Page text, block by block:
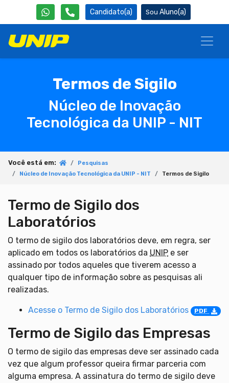
Candidato(a) Aluno(a)
Termos de Sigilo
Núcleo de Inovação
Tecnológica da UNIP - NIT
Você está em:
Pesquisas
Núcleo de Inovação Tecnológica da UNIP - NIT
Termos de Sigilo
Termo de Sigilo dos
Laboratórios
O termo de sigilo dos laboratórios deve, em regra, ser
aplicado em todos os laboratórios da UNIP e ser
assinado por todos aqueles que tiverem acesso a
qualquer tipo de informação sobre as pesquisas ali
realizadas.
Acesse o Termo de Sigilo dos Laboratórios PDF
Termo de Sigilo das Empresas
O termo de sigilo das empresas deve ser assinado cada
vez que algum professor queira firmar parceria com
alguma empresa. A assinatura do termo de sigilo deve